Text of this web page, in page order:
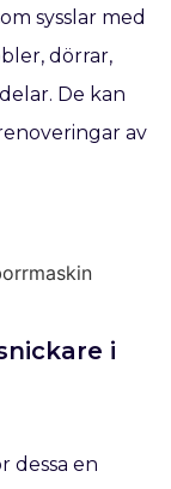
sysslar med
dörrar,
De kan
av
i
dessa en